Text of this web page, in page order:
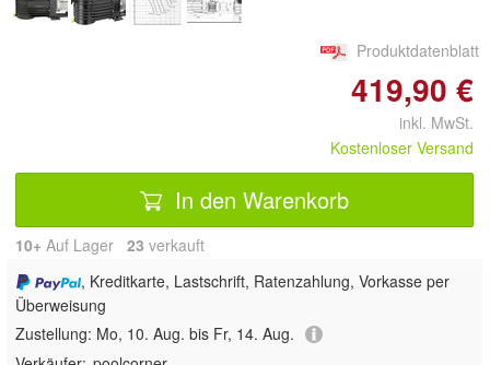
Produktdatenblatt
419,90 €
inkl. MwSt.
Kostenloser Versand
In den Warenkorb
10+ Auf Lager 23 verkauft
, Kreditkarte, Lastschrift, Ratenzahlung, Vorkasse per
Überweisung
Zustellung: Mo, 10. Aug. bis Fr, 14. Aug.